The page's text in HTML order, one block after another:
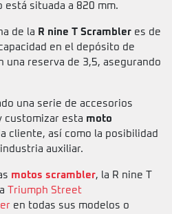
está situada a 820 mm.
de la R nine T Scrambler es de
en el depósito de
una reserva de 3,5, asegurando
una serie de accesorios
customizar esta moto
cliente, así como la posibilidad
auxiliar.
motos scrambler, la R nine T
Triumph Street
en todas sus modelos o